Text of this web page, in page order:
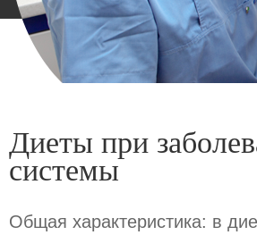
Диеты при
системы
Общая характеристика: в